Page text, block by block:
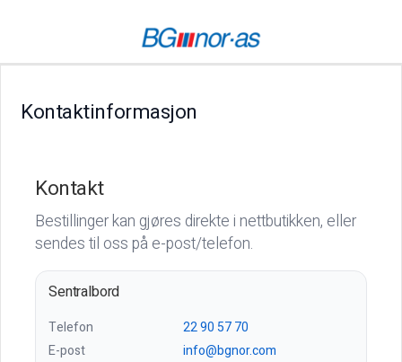
Kontaktinformasjon
Kontakt
Bestillinger kan gjøres direkte i nettbutikken, eller
sendes til oss på e-post/telefon.
Sentralbord
Telefon
22 90 57 70
E-post
info@bgnor.com